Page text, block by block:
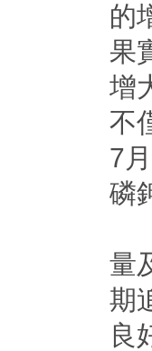
的
果
增
不
7
磷
量
期
良